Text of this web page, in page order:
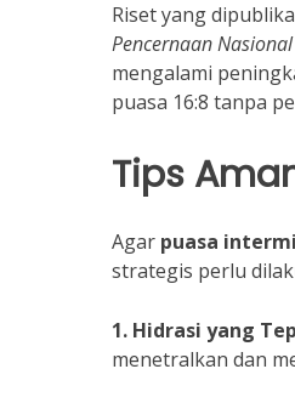
Riset yang
Pencernaan Nasional
mengalami
puasa 16:8 tanpa
Tips
Agar puasa
strategis perlu
1. Hidrasi yang
menetralkan dan